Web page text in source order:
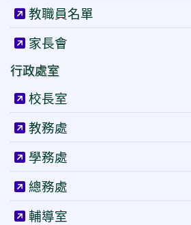
教職員名單
家長會
行政處室
校長室
教務處
學務處
總務處
輔導室